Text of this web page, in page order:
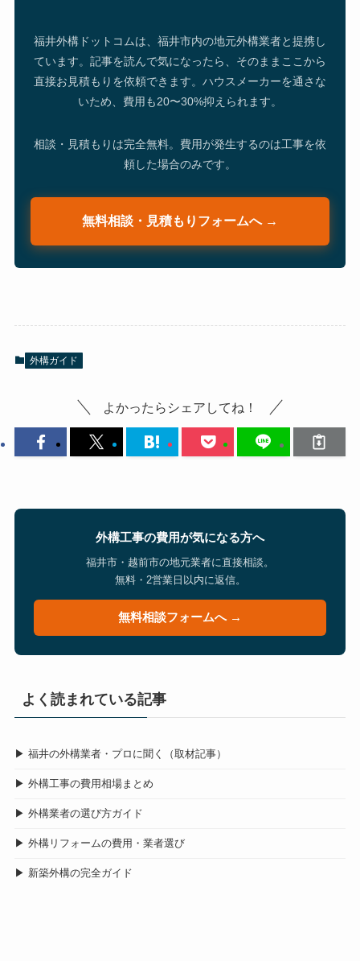
福井外構ドットコムは、福井市内の地元外構業者と提携し
ています。記事を読んで気になったら、そのままここから
直接お見積もりを依頼できます。ハウスメーカーを通さな
いため、費用も20〜30%抑えられます。
相談・見積もりは完全無料。費用が発生するのは工事を依
頼した場合のみです。
無料相談・見積もりフォームへ →
外構ガイド
よかったらシェアしてね！
外構工事の費用が気になる方へ
福井市・越前市の地元業者に直接相談。
無料・2営業日以内に返信。
無料相談フォームへ →
よく読まれている記事
▶ 福井の外構業者・プロに聞く（取材記事）
▶ 外構工事の費用相場まとめ
▶ 外構業者の選び方ガイド
▶ 外構リフォームの費用・業者選び
▶ 新築外構の完全ガイド